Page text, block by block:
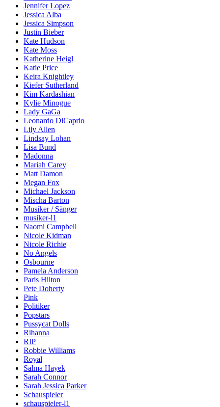
Jennifer Lopez
Jessica Alba
Jessica Simpson
Justin Bieber
Kate Hudson
Kate Moss
Katherine Heigl
Katie Price
Keira Knightley
Kiefer Sutherland
Kim Kardashian
Kylie Minogue
Lady GaGa
Leonardo DiCaprio
Lily Allen
Lindsay Lohan
Lisa Bund
Madonna
Mariah Carey
Matt Damon
Megan Fox
Michael Jackson
Mischa Barton
Musiker / Sänger
musiker-l1
Naomi Campbell
Nicole Kidman
Nicole Richie
No Angels
Osbourne
Pamela Anderson
Paris Hilton
Pete Doherty
Pink
Politiker
Popstars
Pussycat Dolls
Rihanna
RIP
Robbie Williams
Royal
Salma Hayek
Sarah Connor
Sarah Jessica Parker
Schauspieler
schauspieler-l1